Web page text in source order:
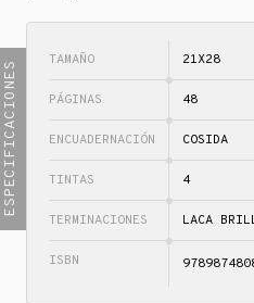
ESPECIFICACIONES
TAMAÑO 21X28
PÁGINAS 48
ENCUADERNACIÓN COSIDA
TINTAS 4
TERMINACIONES LACA
ISBN